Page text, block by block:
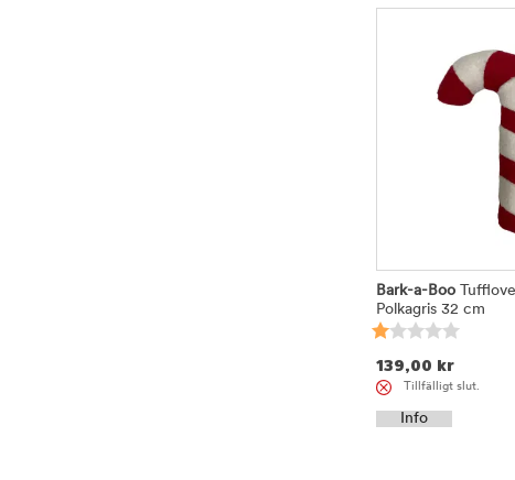
Bark-a-Boo
Polkagris 32 cm
139,00 kr
Tillfälligt slut.
Info